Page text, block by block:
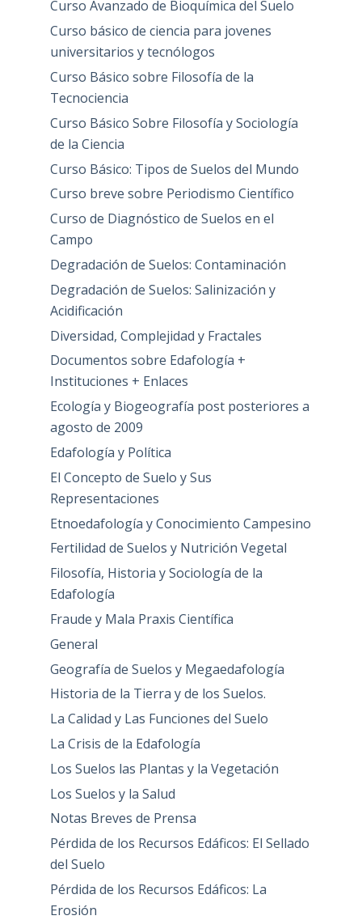
Curso Avanzado de Bioquímica del Suelo
Curso básico de ciencia para jovenes
universitarios y tecnólogos
Curso Básico sobre Filosofía de la
Tecnociencia
Curso Básico Sobre Filosofía y Sociología
de la Ciencia
Curso Básico: Tipos de Suelos del Mundo
Curso breve sobre Periodismo Científico
Curso de Diagnóstico de Suelos en el
Campo
Degradación de Suelos: Contaminación
Degradación de Suelos: Salinización y
Acidificación
Diversidad, Complejidad y Fractales
Documentos sobre Edafología +
Instituciones + Enlaces
Ecología y Biogeografía post posteriores a
agosto de 2009
Edafología y Política
El Concepto de Suelo y Sus
Representaciones
Etnoedafología y Conocimiento Campesino
Fertilidad de Suelos y Nutrición Vegetal
Filosofía, Historia y Sociología de la
Edafología
Fraude y Mala Praxis Científica
General
Geografía de Suelos y Megaedafología
Historia de la Tierra y de los Suelos.
La Calidad y Las Funciones del Suelo
La Crisis de la Edafología
Los Suelos las Plantas y la Vegetación
Los Suelos y la Salud
Notas Breves de Prensa
Pérdida de los Recursos Edáficos: El Sellado
del Suelo
Pérdida de los Recursos Edáficos: La
Erosión